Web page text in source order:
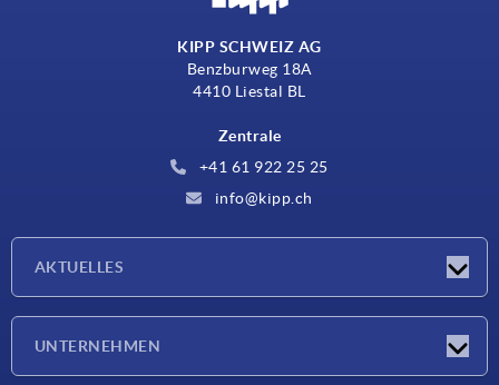
KIPP SCHWEIZ AG
Benzburweg 18A
4410 Liestal BL
Zentrale
+41 61 922 25 25
info@kipp.ch
AKTUELLES
UNTERNEHMEN